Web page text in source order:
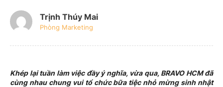
Trịnh Thúy Mai
Phòng Marketing
Khép lại tuần làm việc đầy ý nghĩa, vừa qua, BRAVO HCM đã
cùng nhau chung vui tổ chức bữa tiệc nhỏ mừng sinh nhật